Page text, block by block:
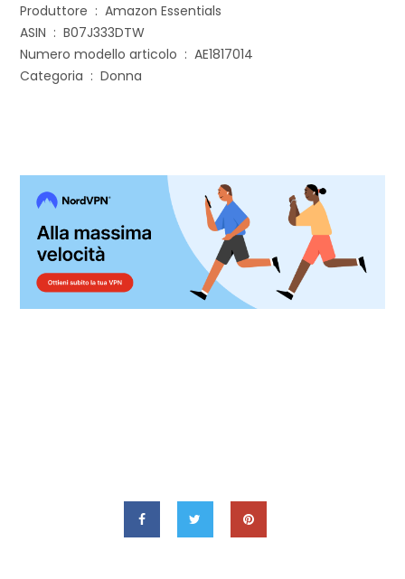
Produttore ‏ : ‎ Amazon Essentials
ASIN ‏ : ‎ B07J333DTW
Numero modello articolo ‏ : ‎ AE1817014
Categoria ‏ : ‎ Donna